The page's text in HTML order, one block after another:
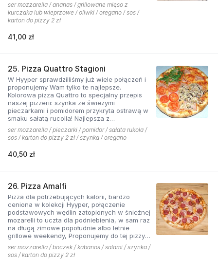
ser mozzarella / ananas / grillowane mięso z
kurczaka lub wieprzowe / oliwki / oregano / sos /
karton do pizzy 2 zł
41,00 zł
25. Pizza Quattro Stagioni
W Hyyper sprawdzilliśmy już wiele połączeń i
proponujemy Wam tylko te najlepsze.
Kolorowa pizza Quattro to specjalny przepis
naszej pizzerii: szynka ze świeżymi
pieczarkami i pomidorem przykryta ostrawą w
smaku sałatą rucolla! Najlepsza z
czosnkowym sosem według naszej receptury
ser mozzarella / pieczarki / pomidor / sałata rukola /
sos / karton do pizzy 2 zł / szynka / oregano
40,50 zł
26. Pizza Amalfi
Pizza dla potrzebujących kalorii, bardzo
ceniona w kolekcji Hyyper, połączenie
podstawowych wędlin zatopionych w śnieżnej
mozarelli to uczta dla podniebienia, w sam raz
na długą zimowe popołudnie albo letnie
grillowe weekendy, Proponujemy do tej pizzy
sos pomidorowy pikantny z dodatkiem cebuli.
ser mozzarella / boczek / kabanos / salami / szynka /
sos / karton do pizzy 2 zł